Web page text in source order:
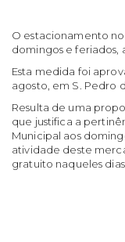
O estacionamento no
domingos e feriados,
Esta medida foi
agosto, em S. Pedro
Resulta de uma
que justifica a
Municipal aos
atividade deste
gratuito naqueles